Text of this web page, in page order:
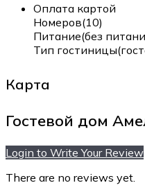
Оплата картой
Номеров(10)
Питание(без
Тип
Карта
Гостевой дом
Login to Write Your Review
There are no reviews yet.